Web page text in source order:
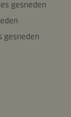
gesneden
gesneden